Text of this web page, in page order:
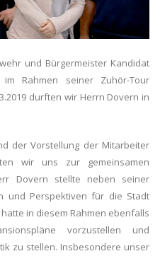
und Bürgermeister Kandidat
Rahmen seiner Zuhör-Tour
durften wir Herrn Dovern in
der Vorstellung der Mitarbeiter
wir uns zur gemeinsamen
Dovern stellte neben seiner
und Perspektiven für die Stadt
in diesem Rahmen ebenfalls
vorzustellen und
zu stellen. Insbesondere unser